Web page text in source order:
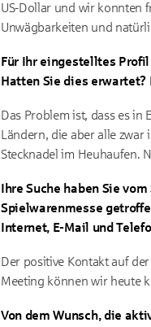
US-Dollar und wir konnten
Unwägbarkeiten und
Für Ihr eingestelltes
Hatten Sie dies erwartet?
Das Problem ist, dass es in
Ländern, die aber alle zwar
Stecknadel im Heuhaufen.
Ihre Suche haben Sie
Spielwarenmesse
Internet, E-Mail und
Der positive Kontakt auf
Meeting können wir heute
Von dem Wunsch, die